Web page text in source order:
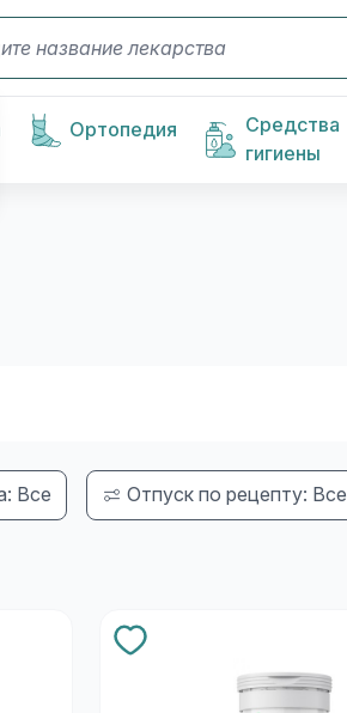
Ортопедия
Средства
гигиены
Все Отпуск по рецепту: Все